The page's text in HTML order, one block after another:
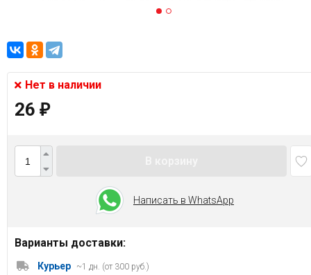
Нет в наличии
26 ₽
Написать в WhatsApp
Варианты доставки:
Курьер ~1 дн. (от 300 руб.)